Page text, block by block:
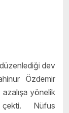
dev
Özdemir
yönelik
Nüfus